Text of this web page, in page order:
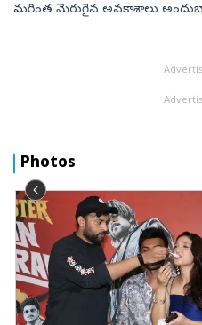
మరింత మెరుగైన అవకాశాలు
Photos